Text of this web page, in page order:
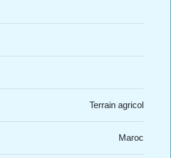
Terrain agricol
Maroc